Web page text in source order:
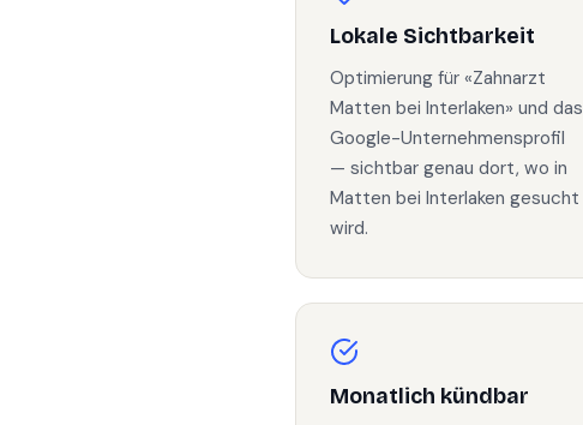
Lokale Sichtbarkeit
Optimierung für «Zahnarzt
Matten bei Interlaken» und das
Google-Unternehmensprofil
— sichtbar genau dort, wo in
Matten bei Interlaken gesucht
wird.
Monatlich kündbar